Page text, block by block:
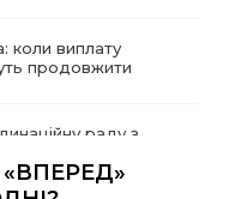
коли виплату
продовжити
раду з